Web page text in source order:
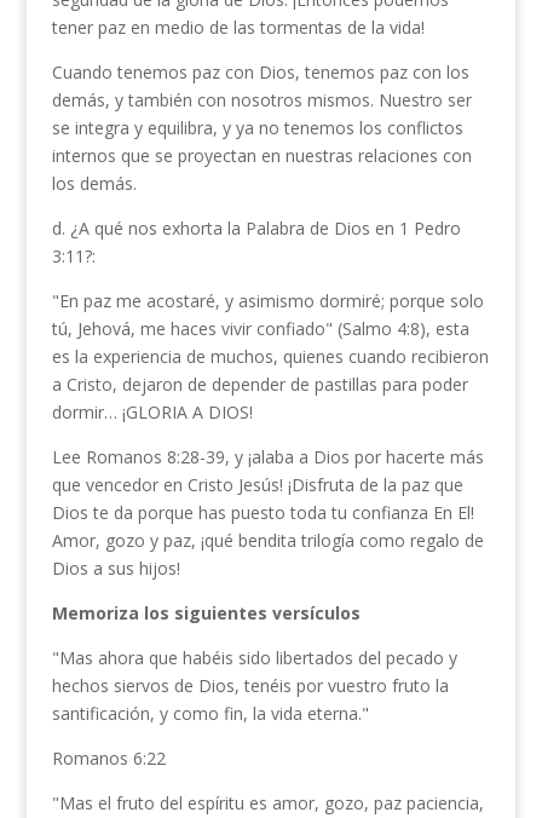
tener paz en medio de las tormentas de la vida!
Cuando tenemos paz con Dios, tenemos paz con los
demás, y también con nosotros mismos. Nuestro ser
se integra y equilibra, y ya no tenemos los conflictos
internos que se proyectan en nuestras relacio­nes con
los demás.
d. ¿A qué nos exhorta la Palabra de Dios en 1 Pedro
3:11?:
"En paz me acostaré, y asimismo dormiré; porque solo
tú, Jehová, me haces vivir confiado" (Salmo 4:8), esta
es la experiencia de muchos, quienes cuando recibieron
a Cristo, dejaron de depender de pastillas para poder
dormir… ¡GLORIA A DIOS!
Lee Romanos 8:28-39, y ¡alaba a Dios por hacerte más
que vencedor en Cristo Jesús! ¡Disfruta de la paz que
Dios te da porque has puesto toda tu confianza En El!
Amor, gozo y paz, ¡qué bendita trilogía como regalo de
Dios a sus hijos!
Memoriza los siguientes versículos
"Mas ahora que habéis sido libertados del pecado y
hechos siervos de Dios, tenéis por vuestro fruto la
santificación, y como fin, la vida eterna."
Romanos 6:22
"Mas el fruto del espíritu es amor, gozo, paz paciencia,